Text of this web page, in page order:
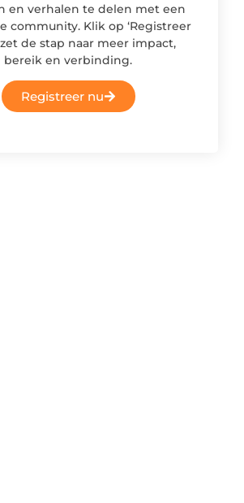
en verhalen te delen met een
community. Klik op ‘Registreer
zet de stap naar meer impact,
bereik en verbinding.
Registreer nu